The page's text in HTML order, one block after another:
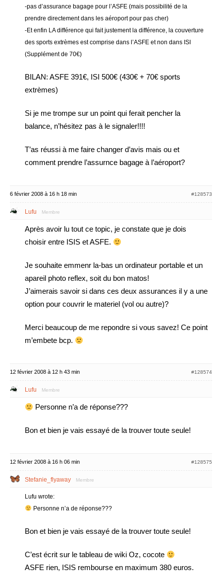
-pas d’assurance bagage pour l’ASFE (mais possibilité de la
prendre directement dans les aéroport pour pas cher)
-Et enfin LA différence qui fait justement la différence, la couverture
des sports extrèmes est comprise dans l’ASFE et non dans ISI
(Supplément de 70€)
BILAN: ASFE 391€, ISI 500€ (430€ + 70€ sports
extrèmes)
Si je me trompe sur un point qui ferait pencher la
balance, n’hésitez pas à le signaler!!!!
T’as réussi à me faire changer d’avis mais ou et
comment prendre l’assurnce bagage à l’aéroport?
6 février 2008 à 16 h 18 min #128573
Lufu Membre
Après avoir lu tout ce topic, je constate que je dois
choisir entre ISIS et ASFE.
Je souhaite emmenr la-bas un ordinateur portable et un
apareil photo reflex, soit du bon matos!
J’aimerais savoir si dans ces deux assurances il y a une
option pour couvrir le materiel (vol ou autre)?
Merci beaucoup de me repondre si vous savez! Ce point
m’embete bcp.
12 février 2008 à 12 h 43 min #128574
Lufu Membre
Personne n’a de réponse???
Bon et bien je vais essayé de la trouver toute seule!
12 février 2008 à 16 h 06 min #128575
Stefanie_flyaway Membre
Lufu wrote:
Personne n’a de réponse???
Bon et bien je vais essayé de la trouver toute seule!
C’est écrit sur le tableau de wiki Oz, cocote
ASFE rien, ISIS rembourse en maximum 380 euros.